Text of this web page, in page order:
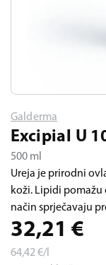
Galderma
Excipial U
500 ml
Ureja je prirodni
koži. Lipidi
način sprječavaju
32,21 €
64,42€/l